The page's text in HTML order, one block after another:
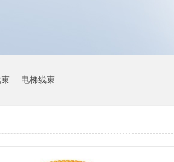
电梯线束